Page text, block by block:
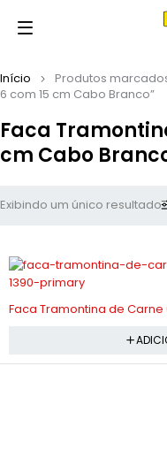
Faca
cm Cabo
Início
Produtos
6 com 15 cm Cabo Branco”
Exibindo um único resultado
Faca Tramontina de